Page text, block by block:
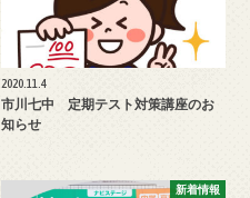
2020.11.4
市川七中 定期テスト対策講座のお
知らせ
新着情報